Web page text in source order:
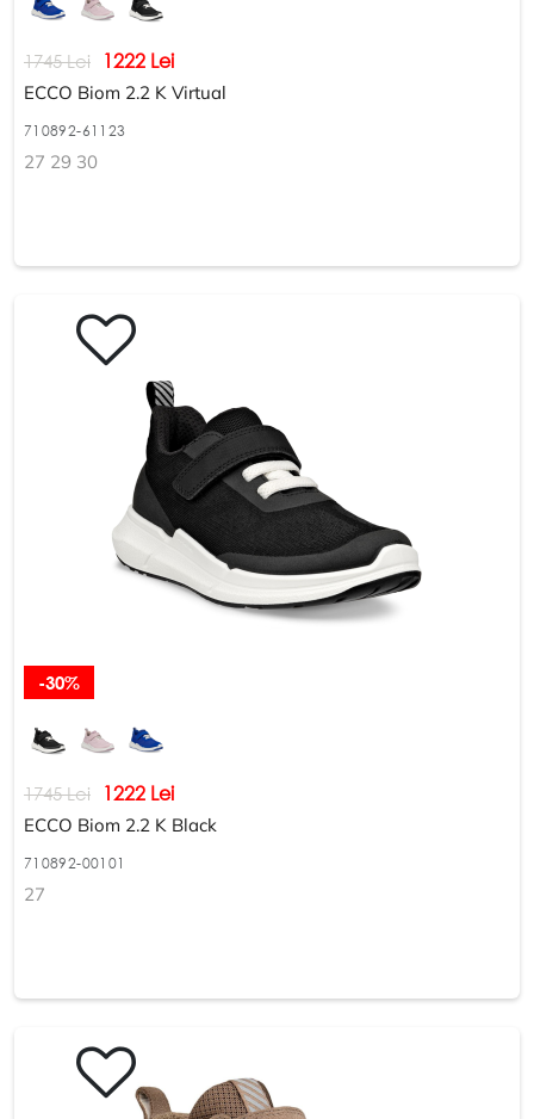
1745 Lei 1222 Lei
ECCO Biom 2.2 K Virtual
710892-61123
27 29 30
-30%
1745 Lei 1222 Lei
ECCO Biom 2.2 K Black
710892-00101
27